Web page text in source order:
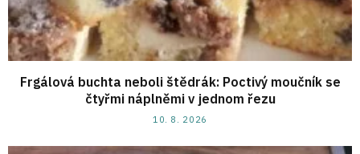
Frgálová buchta neboli štědrák: Poctivý moučník se
čtyřmi náplněmi v jednom řezu
10. 8. 2026